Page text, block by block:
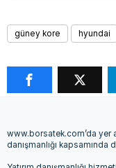
güney kore hyundai
www.borsatek.com’da yer
danışmanlığı kapsamında